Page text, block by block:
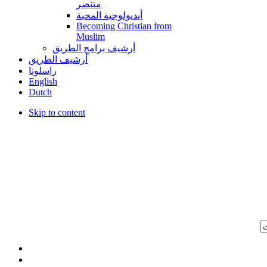
متنصر
أيديولوجية المحبة
Becoming Christian from
Muslim
أرشيف برامج الطريق
أرشيف الطريق
راسلونا
English
Dutch
Skip to content